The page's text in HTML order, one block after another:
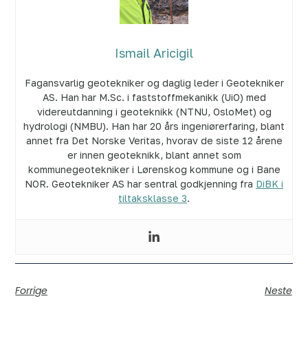
Ismail Aricigil
Fagansvarlig geotekniker og daglig leder i Geotekniker
AS. Han har M.Sc. i faststoffmekanikk (UiO) med
videreutdanning i geoteknikk (NTNU, OsloMet) og
hydrologi (NMBU). Han har 20 års ingeniørerfaring, blant
annet fra Det Norske Veritas, hvorav de siste 12 årene
er innen geoteknikk, blant annet som
kommunegeotekniker i Lørenskog kommune og i Bane
NOR. Geotekniker AS har sentral godkjenning fra DiBK i
tiltaksklasse 3.
Forrige Neste